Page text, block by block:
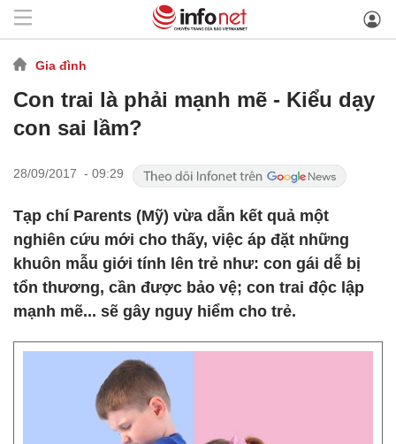
Gia đình
Con trai là phải mạnh mẽ - Kiểu dạy
con sai lầm?
28/09/2017 - 09:29
Tạp chí Parents (Mỹ) vừa dẫn kết quả một
nghiên cứu mới cho thấy, việc áp đặt những
khuôn mẫu giới tính lên trẻ như: con gái dễ bị
tổn thương, cần được bảo vệ; con trai độc lập
mạnh mẽ... sẽ gây nguy hiểm cho trẻ.